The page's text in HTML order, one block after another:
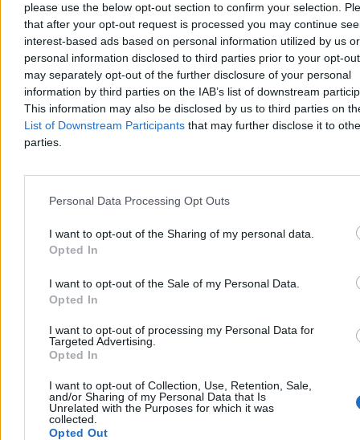
please use the below opt-out section to confirm your selection.
that after your opt-out request is processed you may continue
interest-based ads based on personal information utilized by us or
personal information disclosed to third parties prior to your opt-
may separately opt-out of the further disclosure of your personal
information by third parties on the IAB’s list of downstream
This information may also be disclosed by us to third parties on
List of Downstream Participants that may further disclose it to
parties.
Personal Data Processing Opt Outs
I want to opt-out of the Sharing of my personal data.
Opted In
I want to opt-out of the Sale of my Personal Data.
Opted In
I want to opt-out of processing my Personal Data for
Targeted Advertising.
Opted In
I want to opt-out of Collection, Use, Retention, Sale,
and/or Sharing of my Personal Data that Is
Unrelated with the Purposes for which it was
collected.
Opted Out
Co jednak z raperem Kanye Westem, który pomimo regularnych
antysemickich wypowiedzi oraz paradowania w T-shirtach ze
swastyką, wciąż ma oddane grono fanów i którego koncert miał
niedawno się odbyć w Polsce? Albo z reżyserem Romanem
Polańskim, który w 1977 r. przyznał się do stosunku z 13-letnią
Samanthą Geimer, a następnie zbiegł z USA, unikając wyroku
amerykańskiego sądu? (Przypomnę tylko, że jego oscarowy
„Pianista” powraca właśnie na ekrany rodzimych kin). Co ze
wszystkimi twórcami, których uważamy za zbyt wielkich na
upadek?Ich sztuka powinna przetrwać – to oczywiste. Ale czy
rozwiązał się sam. Od lat nie nakręcił niczego, o czym w ogóle
poważnych mechanizmach psychologicznych i społecznych: o
wyparciu, hipokryzji, podwójnych standardach.
domysłach, niekompletnych informacjach, półprawdach. Sprawa
aktora Kevina Spacey’a jest dobrym przykładem tego
zarzutów przestępstw seksualnych, to zawarte w innych sprawach
ugody sprawiają, że wciąż spoglądamy na niego podejrzliwie. I
chyba nie tylko my, skoro laureat dwóch Oscarów nie jest w stanie
Reklama
Reklama